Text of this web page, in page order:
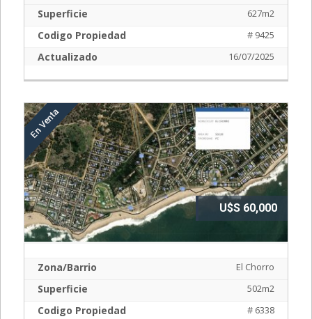
Superficie 627m2
Codigo Propiedad # 9425
Actualizado 16/07/2025
U$S 60,000
Zona/Barrio El Chorro
Superficie 502m2
Codigo Propiedad # 6338